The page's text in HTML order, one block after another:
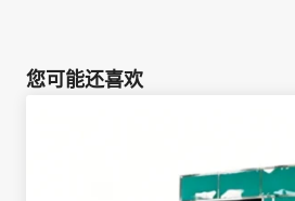
您可能还喜欢